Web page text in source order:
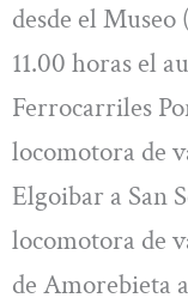
desde el
11.00 horas el
Ferrocarriles
locomotora de
Elgoibar a San
locomotora de
de Amorebieta